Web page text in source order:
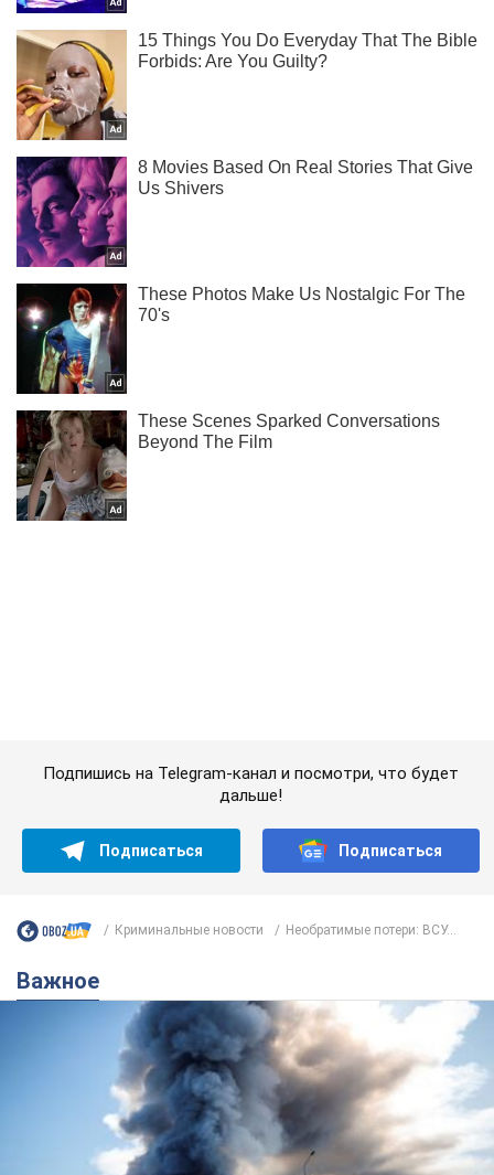
Важное
"У меня для россиян плохие новости": Селезнев
предположил, чем закончится "война складов"
Москва может превратиться в "остров" и погрузиться в
темноту, спрогнозировал военный эксперт
61,9 т.